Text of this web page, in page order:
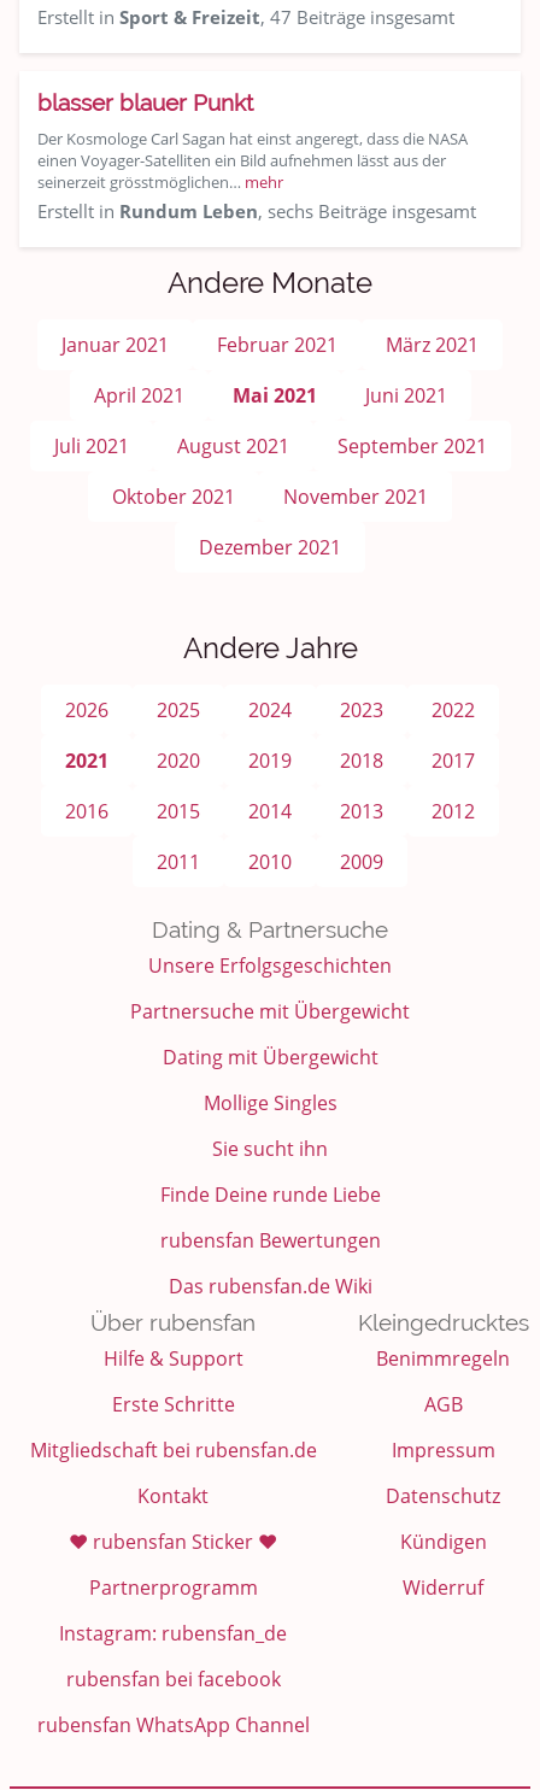
Erstellt in Sport & Freizeit, 47 Beiträge insgesamt
blasser blauer Punkt
Der Kosmologe Carl Sagan hat einst angeregt, dass die NASA
einen Voyager-Satelliten ein Bild aufnehmen lässt aus der
seinerzeit grösstmöglichen… mehr
Erstellt in Rundum Leben, sechs Beiträge insgesamt
Andere Monate
Januar 2021 Februar 2021
März 2021
April 2021
Mai 2021
Juni 2021
Juli 2021
August 2021
September 2021
Oktober 2021
November 2021
Dezember 2021
Andere Jahre
2026 2025 2024 2023
2022
2021
2020 2019 2018
2017
2016
2015 2014 2013
2012
2011
2010 2009
Dating & Partnersuche
Unsere Erfolgsgeschichten
Partnersuche mit Übergewicht
Dating mit Übergewicht
Mollige Singles
Sie sucht ihn
Finde Deine runde Liebe
rubensfan Bewertungen
Das rubensfan.de Wiki
Über rubensfan
Hilfe & Support
Erste Schritte
Mitgliedschaft bei rubensfan.de
Kontakt
❤️ rubensfan Sticker ❤️
Partnerprogramm
Instagram: rubensfan_de
rubensfan bei facebook
rubensfan WhatsApp Channel
Kleingedrucktes
Benimmregeln
AGB
Impressum
Datenschutz
Kündigen
Widerruf